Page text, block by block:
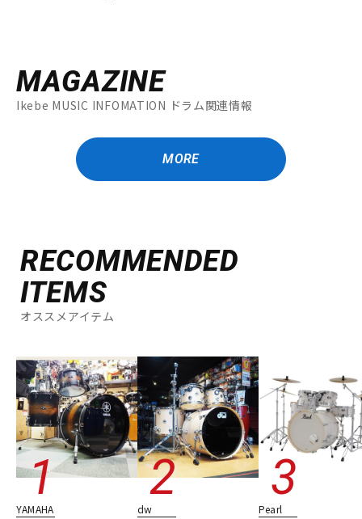
MAGAZINE
Ikebe MUSIC INFOMATION ドラム関連情報
MORE
RECOMMENDED
ITEMS
オススメアイテム
YAMAHA dw Pearl